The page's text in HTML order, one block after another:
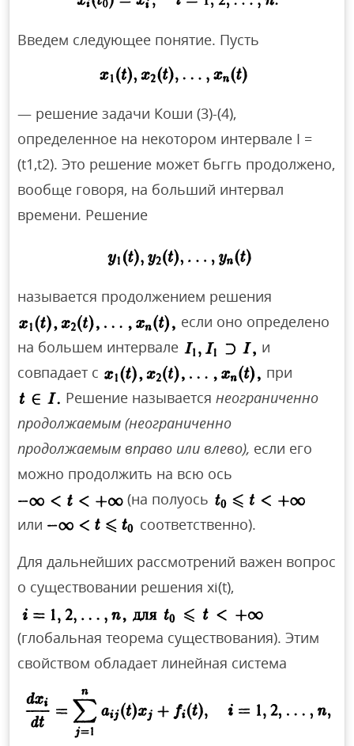
Введем следующее понятие. Пусть
— решение задачи Коши (3)-(4),
определенное на некотором интервале I =
(t1,t2). Это решение может бьггь продолжено,
вообще говоря, на больший интервал
времени. Решение
называется продолжением решения
если оно определено
на большем интервале
и
совпадает с
при
Решение называетсянеограниченно
продолжаемым (неограниченно
продолжаемым вправо или влево), если его
можно продолжить на всю ось
(на полуось
или
соответственно).
Для дальнейших рассмотрений важен вопрос
о существовании решения хi(t),
(глобальная теорема существования). Этим
свойством обладает линейная система